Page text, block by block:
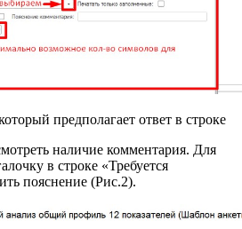
предполагает ответ в строке
наличие комментария. Для
в строке «Требуется
пояснение (Рис.2).